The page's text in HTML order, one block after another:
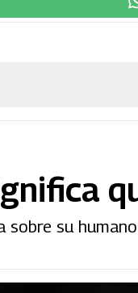
sobre su